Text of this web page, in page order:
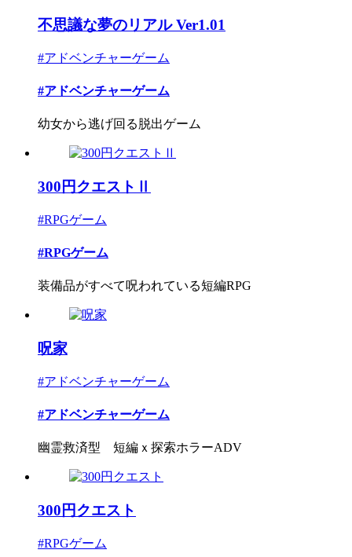
不思議な夢のリアル Ver1.01
#アドベンチャーゲーム
#アドベンチャーゲーム
幼女から逃げ回る脱出ゲーム
300円クエストⅡ
#RPGゲーム
#RPGゲーム
装備品がすべて呪われている短編RPG
呪家
#アドベンチャーゲーム
#アドベンチャーゲーム
幽霊救済型 短編ｘ探索ホラーADV
300円クエスト
#RPGゲーム